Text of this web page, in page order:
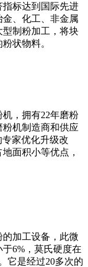
标达到国际先进
、化工、非金属
制粉加工，将块
状物料。
，拥有22年磨粉
机制造商和供应
家优化升级改
面积小等优点，
加工设备，此微
6%，莫氏硬度在
它是经过20多次的